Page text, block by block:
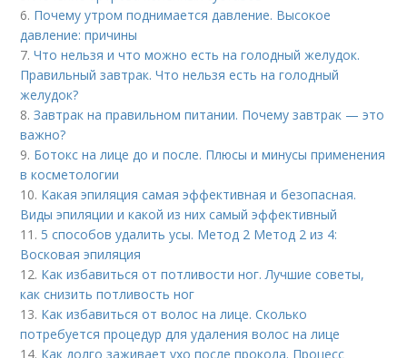
6. Почему утром поднимается давление. Высокое
давление: причины
7.Что нельзя и что можно есть на голодный желудок.
Правильный завтрак. Что нельзя есть на голодный
желудок?
8.Завтрак на правильном питании. Почему завтрак — это
важно?
9. Ботокс на лице до и после. Плюсы и минусы применения
в косметологии
10. Какая эпиляция самая эффективная и безопасная.
Виды эпиляции и какой из них самый эффективный
11. 5 способов удалить усы. Метод 2 Метод 2 из 4:
Восковая эпиляция
12. Как избавиться от потливости ног. Лучшие советы,
как снизить потливость ног
13. Как избавиться от волос на лице. Сколько
потребуется процедур для удаления волос на лице
14. Как долго заживает ухо после прокола. Процесс